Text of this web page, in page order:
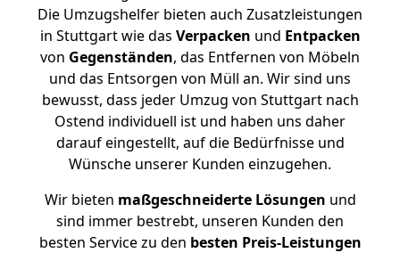
Die Umzugshelfer bieten auch Zusatzleistungen
in Stuttgart wie das Verpacken und Entpacken
von Gegenständen, das Entfernen von Möbeln
und das Entsorgen von Müll an. Wir sind uns
bewusst, dass jeder Umzug von Stuttgart nach
Ostend individuell ist und haben uns daher
darauf eingestellt, auf die Bedürfnisse und
Wünsche unserer Kunden einzugehen.
Wir bieten maßgeschneiderte Lösungen und
sind immer bestrebt, unseren Kunden den
besten Service zu den besten Preis-Leistungen